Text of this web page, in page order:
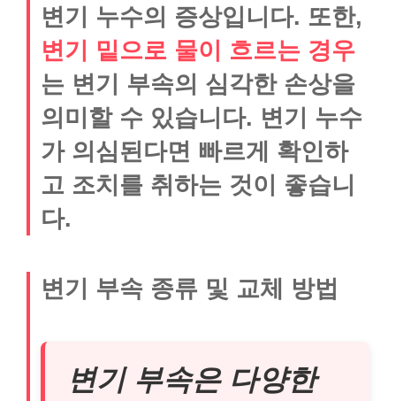
변기 누수의 증상입니다. 또한,
변기 밑으로 물이 흐르는 경우
는 변기 부속의 심각한 손상을
의미할 수 있습니다. 변기 누수
가 의심된다면 빠르게 확인하
고 조치를 취하는 것이 좋습니
다.
변기 부속 종류 및 교체 방법
변기 부속은 다양한